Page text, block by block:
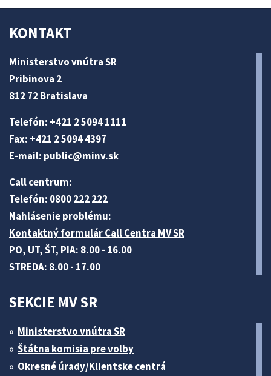
KONTAKT
Ministerstvo vnútra SR
Pribinova 2
812 72 Bratislava
Telefón: +421 2 5094 1111
Fax: +421 2 5094 4397
E-mail: public@minv.sk
Call centrum:
Telefón: 0800 222 222
Nahlásenie problému:
Kontaktný formulár Call Centra MV SR
PO, UT, ŠT, PIA: 8.00 - 16.00
STREDA: 8.00 - 17.00
SEKCIE MV SR
Ministerstvo vnútra SR
Štátna komisia pre volby
Okresné úrady/Klientske centrá